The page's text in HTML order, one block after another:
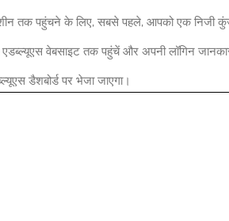
तक पहुंचने के लिए, सबसे पहले, आपको एक निजी कुंजी
वेबसाइट तक पहुंचें और अपनी लॉगिन
डैशबोर्ड पर भेजा जाएगा।